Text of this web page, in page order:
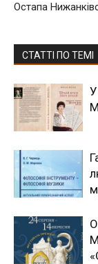
Остапа
СТАТТІ ПО ТЕМІ